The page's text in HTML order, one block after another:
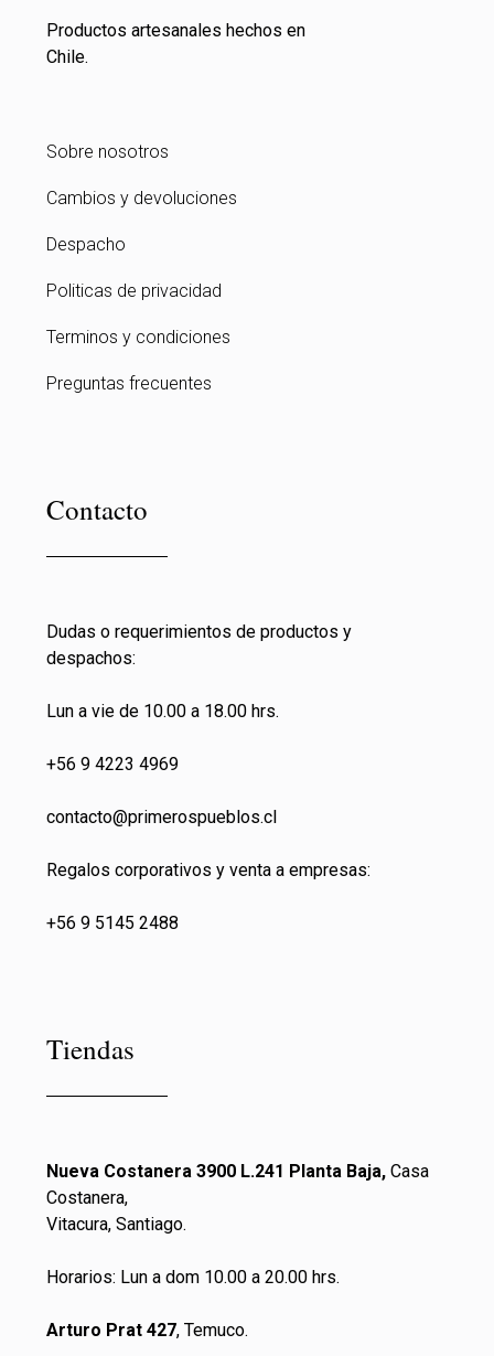
Productos artesanales hechos en
Chile.
Sobre nosotros
Cambios y devoluciones
Despacho
Politicas de privacidad
Terminos y condiciones
Preguntas frecuentes
Contacto
Dudas o requerimientos de productos y
despachos:
Lun a vie de 10.00 a 18.00 hrs.
+56 9 4223 4969
contacto@primerospueblos.cl
Regalos corporativos y venta a empresas:
+56 9 5145 2488
Tiendas
Nueva Costanera 3900 L.241 Planta Baja, Casa
Costanera,
Vitacura, Santiago.
Horarios: Lun a dom 10.00 a 20.00 hrs.
Arturo Prat 427, Temuco.